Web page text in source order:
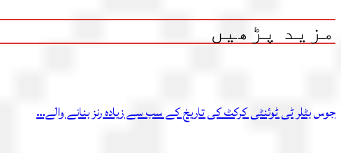
مزید پڑھیں
جوس بٹلر ٹی ٹوئنٹی کرکٹ کی تاریخ کے سب سے زیادہ رنز بنانے والے…